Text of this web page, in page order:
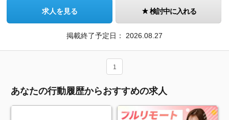
求人を見る 検討中に入れる
掲載終了予定日： 2026.08.27
1
あなたの行動履歴からおすすめの求人